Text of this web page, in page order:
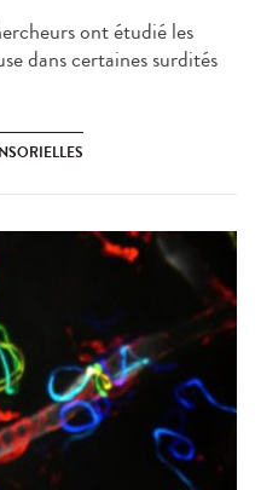
ont étudié les
dans certaines surdités